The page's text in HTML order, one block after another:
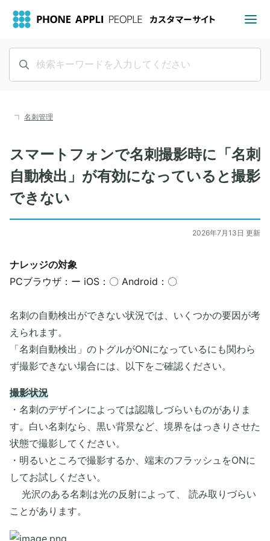
名刺管理
スマートフォンで名刺撮影時に「名刺
自動検出」が有効になっていると撮影
できない
2026年7月13日 更新
ナレッジの対象
PCブラウザ：ー iOS：〇 Android：〇
名刺の自動検出ができない状況では、いくつかの要因が考
えられます。
「名刺自動検出」のトグルがONになっているにも関わら
ず撮影できない場合には、以下をご確認ください。
​撮影状況
・名刺のデザインによっては認識しづらいものがありま
す。白い名刺なら、 黒い背景など、境界をはっきりさせた
状態で撮影してください。
・明るいところで撮影するか、端末のフラッシュをONに
してお試しください。
光沢のある名刺は光の反射によって、 読み取りづらい
ことがあります。